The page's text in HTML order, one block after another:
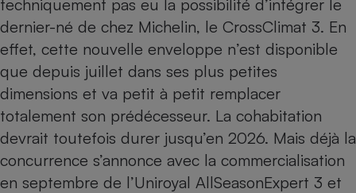
techniquement pas eu la possibilité d’intégrer le
dernier-né de chez Michelin, le CrossClimat 3. En
effet, cette nouvelle enveloppe n’est disponible
que depuis juillet dans ses plus petites
dimensions et va petit à petit remplacer
totalement son prédécesseur. La cohabitation
devrait toutefois durer jusqu’en 2026. Mais déjà la
concurrence s’annonce avec la commercialisation
en septembre de l’Uniroyal AllSeasonExpert 3 et
bouteille
Banque
Lave-linge
Téléviseur
Matelas
Radiateur électrique
Antimoustique